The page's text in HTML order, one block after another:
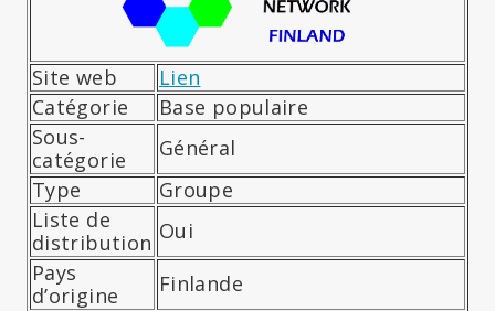
Site web
Lien
Catégorie
Base populaire
Sous-
catégorie
Général
Type
Groupe
Liste de
distribution Oui
Pays
d’origine
Finlande